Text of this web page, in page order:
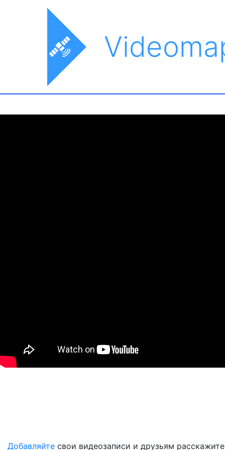
Добавляйте свои видеозаписи и друзьям